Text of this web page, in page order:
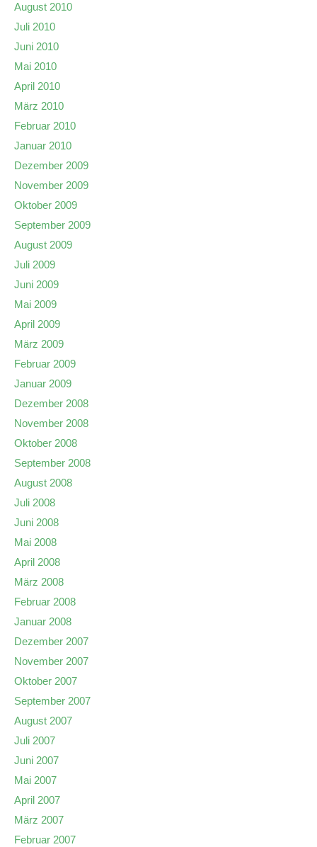
August 2010
Juli 2010
Juni 2010
Mai 2010
April 2010
März 2010
Februar 2010
Januar 2010
Dezember 2009
November 2009
Oktober 2009
September 2009
August 2009
Juli 2009
Juni 2009
Mai 2009
April 2009
März 2009
Februar 2009
Januar 2009
Dezember 2008
November 2008
Oktober 2008
September 2008
August 2008
Juli 2008
Juni 2008
Mai 2008
April 2008
März 2008
Februar 2008
Januar 2008
Dezember 2007
November 2007
Oktober 2007
September 2007
August 2007
Juli 2007
Juni 2007
Mai 2007
April 2007
März 2007
Februar 2007